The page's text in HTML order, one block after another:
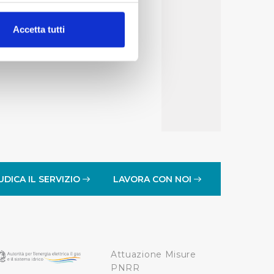
(impronte
che l’Utente ha fornito
i singoli cookie
Accetta tutti
IL SERVIZIO LAVORA CON NOI
Attuazione Misure
PNRR